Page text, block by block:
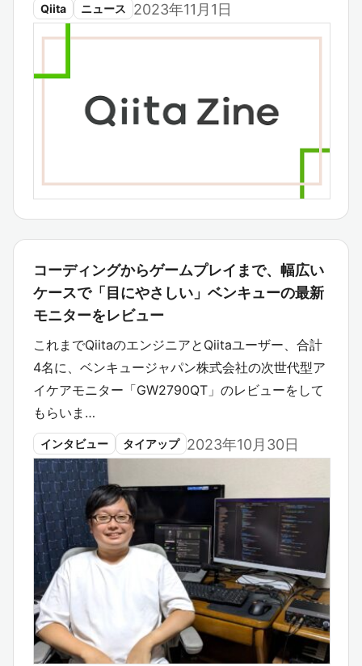
Qiita ニュース 2023年11月1日
コーディングからゲームプレイまで、幅広い
ケースで「目にやさしい」ベンキューの最新
モニターをレビュー
これまでQiitaのエンジニアとQiitaユーザー、合計
4名に、ベンキュージャパン株式会社の次世代型ア
イケアモニター「GW2790QT」のレビューをして
もらいま…
インタビュー タイアップ 2023年10月30日